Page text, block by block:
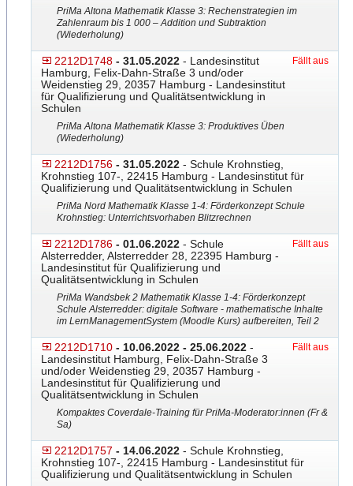
PriMa Altona Mathematik Klasse 3: Rechenstrategien im
Zahlenraum bis 1 000 – Addition und Subtraktion
(Wiederholung)
2212D1748 - 31.05.2022 - Landesinstitut
Hamburg, Felix-Dahn-Straße 3 und/oder
Weidenstieg 29, 20357 Hamburg - Landesinstitut
für Qualifizierung und Qualitätsentwicklung in
Schulen
Fällt aus
PriMa Altona Mathematik Klasse 3: Produktives Üben
(Wiederholung)
2212D1756 - 31.05.2022 - Schule Krohnstieg,
Krohnstieg 107-, 22415 Hamburg - Landesinstitut für
Qualifizierung und Qualitätsentwicklung in Schulen
PriMa Nord Mathematik Klasse 1-4: Förderkonzept Schule
Krohnstieg: Unterrichtsvorhaben Blitzrechnen
2212D1786 - 01.06.2022 - Schule
Alsterredder, Alsterredder 28, 22395 Hamburg -
Landesinstitut für Qualifizierung und
Qualitätsentwicklung in Schulen
Fällt aus
PriMa Wandsbek 2 Mathematik Klasse 1-4: Förderkonzept
Schule Alsterredder: digitale Software - mathematische Inhalte
im LernManagementSystem (Moodle Kurs) aufbereiten, Teil 2
2212D1710 - 10.06.2022 - 25.06.2022 -
Landesinstitut Hamburg, Felix-Dahn-Straße 3
und/oder Weidenstieg 29, 20357 Hamburg -
Landesinstitut für Qualifizierung und
Qualitätsentwicklung in Schulen
Fällt aus
Kompaktes Coverdale-Training für PriMa-Moderator:innen (Fr &
Sa)
2212D1757 - 14.06.2022 - Schule Krohnstieg,
Krohnstieg 107-, 22415 Hamburg - Landesinstitut für
Qualifizierung und Qualitätsentwicklung in Schulen